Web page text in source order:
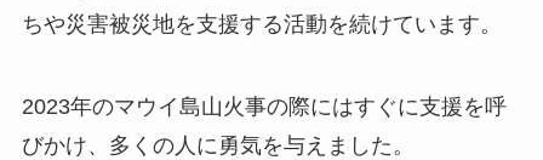
ちや災害被災地を支援する活動を続けています。
2023年のマウイ島山火事の際にはすぐに支援を呼
びかけ、多くの人に勇気を与えました。